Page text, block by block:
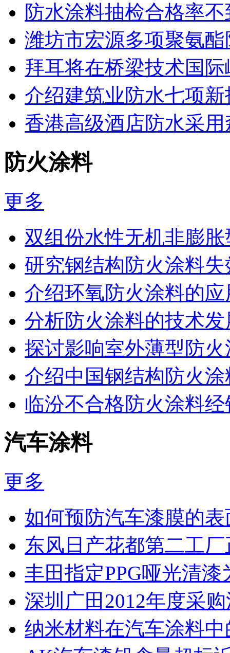
防水涂料抽检合格率
潍坊市宏源多项聚氨
拜耳将在桥梁技术国
介绍建筑业防水七项新
香港高级酒店防水采
防火涂料
更多
双组份水性无机非膨
研究钢结构防火涂料
介绍环氧防火涂料的
分析防火涂料的技术发
探讨影响室外薄型防
介绍中国钢结构防火
临汾不合格防火涂料
汽车涂料
更多
如何预防汽车漆膜的
东风日产花都第二工
丰田指定PPG哑光清
深圳广田2012年度采
纳米材料在汽车涂料